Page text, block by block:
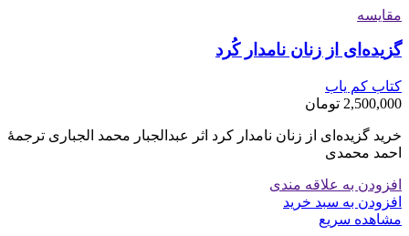
مقایسه
گزیده‌ای از زنان نامدار کُرد
کتاب کم یاب
2,500,000 تومان
خرید گزیده‌ای از زنان نامدار کرد اثر عبدالجبار محمد الجباری ترجمۀ
احمد محمدی
افزودن به علاقه مندی
افزودن به سبد خرید
مشاهده سریع